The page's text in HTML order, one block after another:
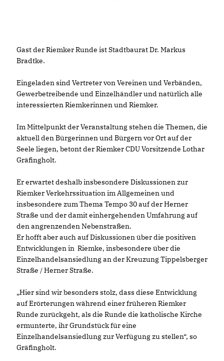
Gast der Riemker Runde ist Stadtbaurat Dr. Markus
Bradtke.
Eingeladen sind Vertreter von Vereinen und Verbänden,
Gewerbetreibende und Einzelhändler und natürlich alle
interessierten Riemkerinnen und Riemker.
Im Mittelpunkt der Veranstaltung stehen die Themen, die
aktuell den Bürgerinnen und Bürgern vor Ort auf der
Seele liegen, betont der Riemker CDU Vorsitzende Lothar
Gräfingholt.
Er erwartet deshalb insbesondere Diskussionen zur
Riemker Verkehrssituation im Allgemeinen und
insbesondere zum Thema Tempo 30 auf der Herner
Straße und der damit einhergehenden Umfahrung auf
den angrenzenden Nebenstraßen.
Er hofft aber auch auf Diskussionen über die positiven
Entwicklungen in Riemke, insbesondere über die
Einzelhandelsansiedlung an der Kreuzung Tippelsberger
Straße / Herner Straße.
Hier sind wir besonders stolz, dass diese Entwicklung
auf Erörterungen während einer früheren Riemker
Runde zurückgeht, als die Runde die katholische Kirche
ermunterte, ihr Grundstück für eine
Einzelhandelsansiedlung zur Verfügung zu stellen“, so
Gräfingholt.